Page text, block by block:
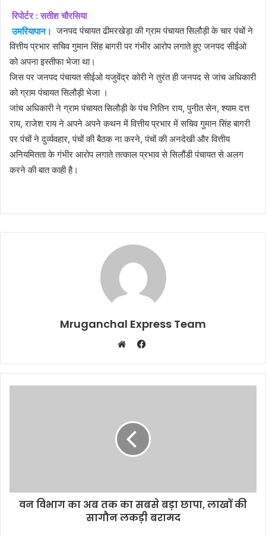
रिपोर्टर : सतीश चौरसिया
उमरियापान। जनपद पंचायत ढीमरखेड़ा की ग्राम पंचायत सिलौड़ी के चार पंचों ने
वित्तीय प्रभार सचिव गुमान सिंह बागरी पर गंभीर आरोप लगाते हुए जनपद सीईओ
को अपना इस्तीफा भेजा था।
जिस पर जनपद पंचायत सीईओ यजुवेंद्र कोरी ने तुरंत ही जनपद से जांच अधिकारी
को ग्राम पंचायत सिलौड़ी भेजा ।
जांच अधिकारी ने ग्राम पंचायत सिलौड़ी के पंच नितिन राय, पुनीत सेन, श्याम दत्त
राय, राजेश राय ने अपने अपने कथन में वित्तीय प्रभार में सचिव गुमान सिंह बागरी
पर पंचों ने दुर्व्यवहार, पंचों की बैठक ना करने, पंचों की अनदेखी और वित्तीय
अनियमितता के गंभीर आरोप लगाते तत्काल प्रभाव से सिलौंडी पंचायत से अलग
करने की बात काही है।
Mruganchal Express Team
Facebook
वन विभाग का अब तक का सबसे बड़ा छापा, लाखों की
सागौन लकड़ी बरामद